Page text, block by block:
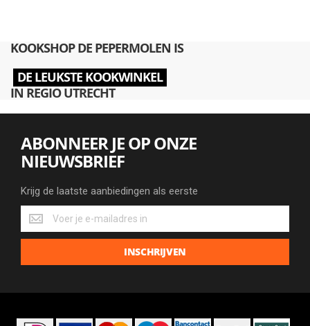
KOOKSHOP DE PEPERMOLEN IS
DE LEUKSTE KOOKWINKEL
IN REGIO UTRECHT
ABONNEER JE OP ONZE
NIEUWSBRIEF
Krijg de laatste aanbiedingen als eerste
Krijg
de
laatste
INSCHRIJVEN